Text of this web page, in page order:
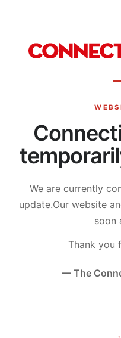
We are currently
update.Our website
soon
Thank you
— The